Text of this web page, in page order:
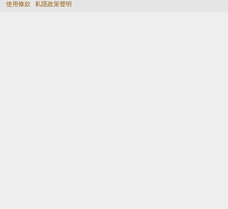
使用條款
私隱政策聲明